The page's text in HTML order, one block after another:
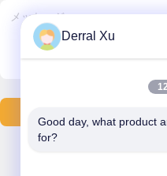
Derral Xu
Good day, what product
for?